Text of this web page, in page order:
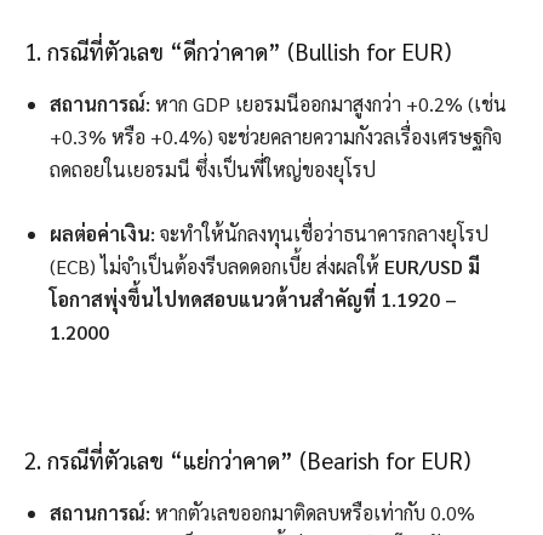
1. กรณีที่ตัวเลข “ดีกว่าคาด” (Bullish for EUR)
สถานการณ์: หาก GDP เยอรมนีออกมาสูงกว่า +0.2% (เช่น
+0.3% หรือ +0.4%) จะช่วยคลายความกังวลเรื่องเศรษฐกิจ
ถดถอยในเยอรมนี ซึ่งเป็นพี่ใหญ่ของยุโรป
ผลต่อค่าเงิน: จะทำให้นักลงทุนเชื่อว่าธนาคารกลางยุโรป
(ECB) ไม่จำเป็นต้องรีบลดดอกเบี้ย ส่งผลให้ EUR/USD มี
โอกาสพุ่งขึ้นไปทดสอบแนวต้านสำคัญที่ 1.1920 –
1.2000
2. กรณีที่ตัวเลข “แย่กว่าคาด” (Bearish for EUR)
สถานการณ์: หากตัวเลขออกมาติดลบหรือเท่ากับ 0.0%